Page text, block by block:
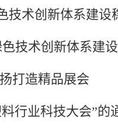
技术创新体系建设
技术创新体系建
打造精品展会
行业科技大会”的